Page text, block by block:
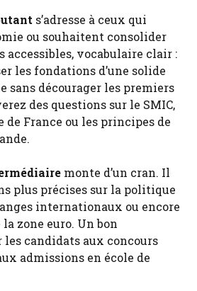
s’adresse à ceux qui
ou souhaitent consolider
accessibles, vocabulaire clair :
les fondations d’une solide
sans décourager les premiers
des questions sur le SMIC,
de France ou les principes de
monte d’un cran. Il
plus précises sur la politique
internationaux ou encore
zone euro. Un bon
candidats aux concours
admissions en école de